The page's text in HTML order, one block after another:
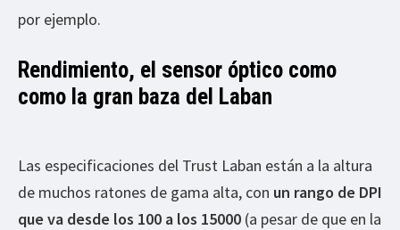
por ejemplo.
Rendimiento, el sensor óptico como
como la gran baza del Laban
Las especificaciones del Trust Laban están a la altura
de muchos ratones de gama alta, con un rango de DPI
que va desde los 100 a los 15000 (a pesar de que en la